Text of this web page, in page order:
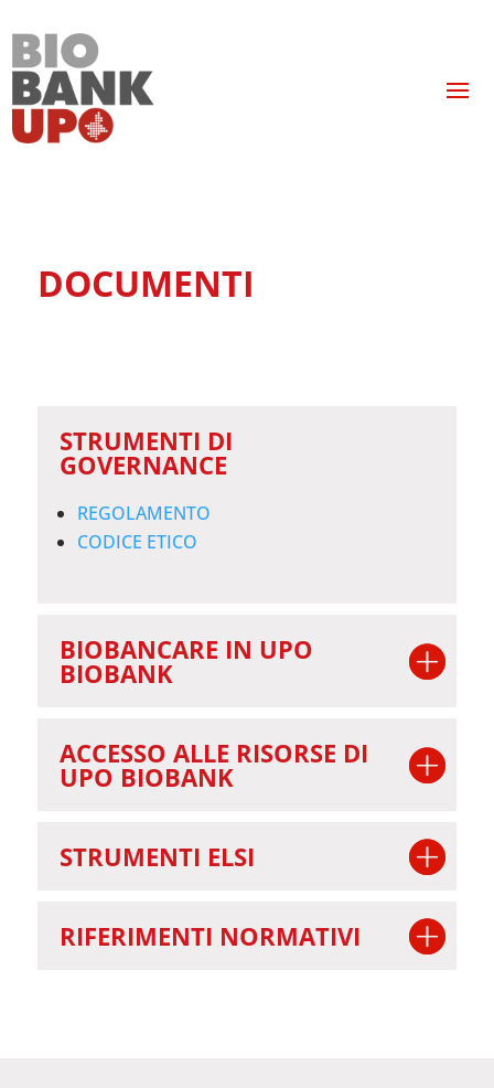
DOCUMENTI
STRUMENTI DI
GOVERNANCE
REGOLAMENTO
CODICE ETICO
BIOBANCARE IN UPO
BIOBANK
ACCESSO ALLE RISORSE DI
UPO BIOBANK
STRUMENTI ELSI
RIFERIMENTI NORMATIVI